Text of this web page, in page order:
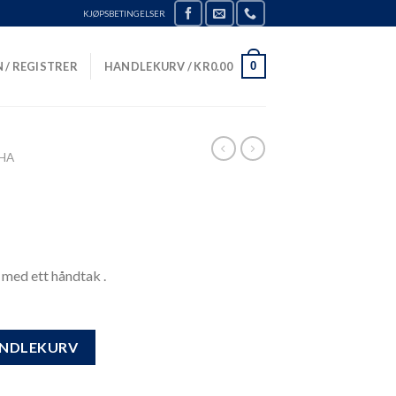
KJØPSBETINGELSER
/ REGISTRER HANDLEKURV /KR0.00 0
ett håndtak .